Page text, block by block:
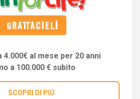
4.000€ al mese per 20 anni
a 100.000 € subito
SCOPRI DI PIÚ